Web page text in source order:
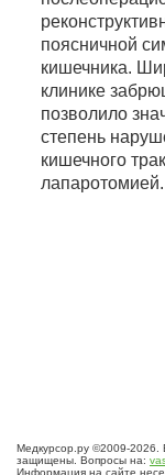
поясничной
кишечника.
клинике
позволило
степень
кишечного
Медкурсор.ру ©2009-2026.
защищены. Вопросы на:
Информация на сайте